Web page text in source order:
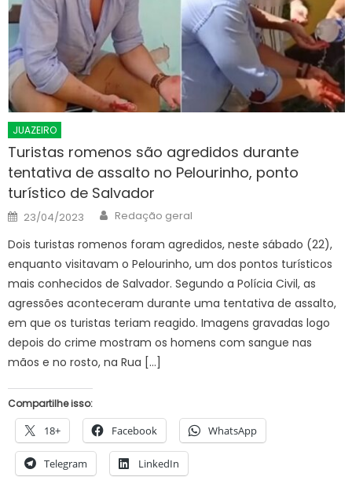
JUAZEIRO
Turistas romenos são agredidos durante
tentativa de assalto no Pelourinho, ponto
turístico de Salvador
Posted
on
23/04/2023 Author
Redação geral
Dois turistas romenos foram agredidos, neste sábado (22),
enquanto visitavam o Pelourinho, um dos pontos turísticos
mais conhecidos de Salvador. Segundo a Polícia Civil, as
agressões aconteceram durante uma tentativa de assalto,
em que os turistas teriam reagido. Imagens gravadas logo
depois do crime mostram os homens com sangue nas
mãos e no rosto, na Rua […]
Compartilhe isso:
18+ Facebook WhatsApp
Telegram LinkedIn